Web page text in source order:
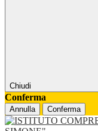
Chiudi
Conferma
Annulla Conferma